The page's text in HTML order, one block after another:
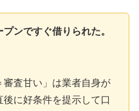
ンですぐ借りられた。
審査甘い」は業者自身が
に好条件を提示して口